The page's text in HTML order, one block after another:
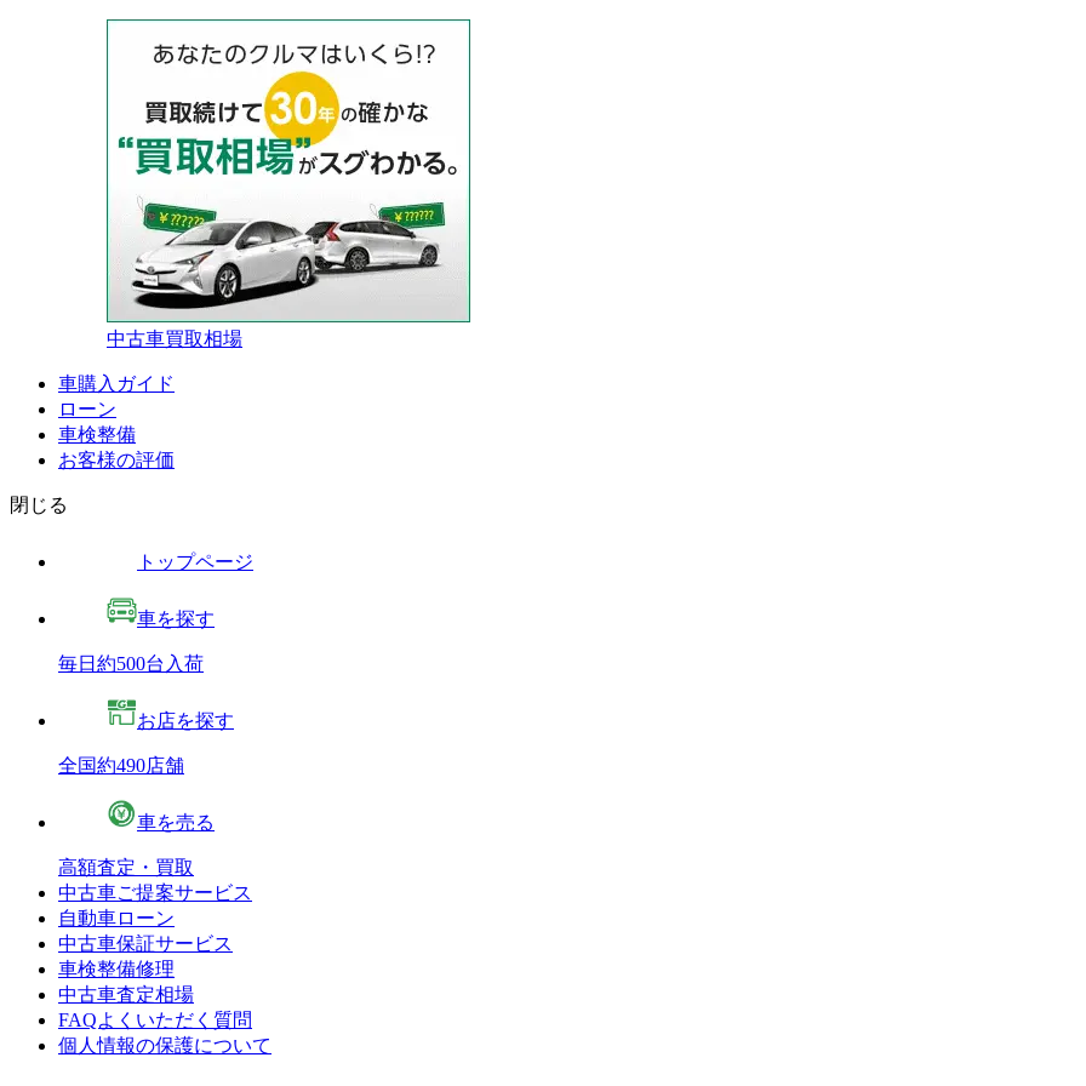
中古車買取相場
車購入ガイド
ローン
車検整備
お客様の評価
閉じる
トップページ
車を探す
毎日約500台入荷
お店を探す
全国約490店舗
車を売る
高額査定・買取
中古車ご提案サービス
自動車ローン
中古車保証サービス
車検整備修理
中古車査定相場
FAQよくいただく質問
個人情報の保護について